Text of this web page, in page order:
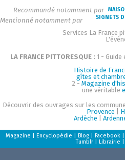
Recommandé notamment par
Mentionné notamment par
SIGNETS
Services La France
LA FRANCE PITTORESQUE : 1 - Guide
Histoire de
gîtes et
2 - Magazine
une véritable
Découvrir des ouvrages sur les
Provence
Ardèche
Magazine Encyclopédie Blog Facebook
Tumblr
Librairie